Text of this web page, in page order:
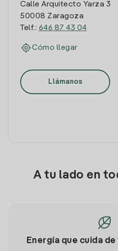
Calle Arquitecto Yarza 3
50008 Zaragoza
Telf.: 646 87 43 04
Cómo llegar
Llámanos
A tu lado en
Energía que cuida